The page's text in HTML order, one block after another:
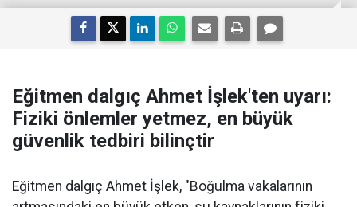
Eğitmen dalgıç Ahmet İşlek'ten uyarı:
Fiziki önlemler yetmez, en büyük
güvenlik tedbiri bilinçtir
Eğitmen dalgıç Ahmet İşlek, "Boğulma vakalarının